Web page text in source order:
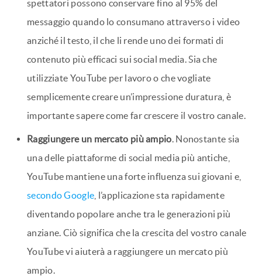
spettatori possono conservare fino al 95% del
messaggio quando lo consumano attraverso i video
anziché il testo, il che li rende uno dei formati di
contenuto più efficaci sui social media. Sia che
utilizziate YouTube per lavoro o che vogliate
semplicemente creare un’impressione duratura, è
importante sapere come far crescere il vostro canale.
Raggiungere un mercato più ampio. Nonostante sia
una delle piattaforme di social media più antiche,
YouTube mantiene una forte influenza sui giovani e,
secondo Google , l’applicazione sta rapidamente
diventando popolare anche tra le generazioni più
anziane. Ciò significa che la crescita del vostro canale
YouTube vi aiuterà a raggiungere un mercato più
ampio.